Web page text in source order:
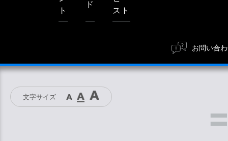
ト
ド
ス ト
お問い合
文字サイズ